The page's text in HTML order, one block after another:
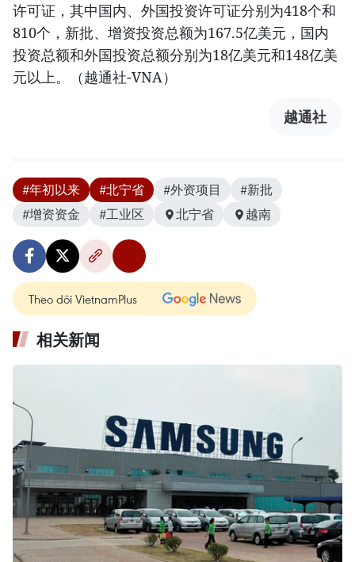
许可证，其中国内、外国投资许可证分别为418个和
810个，新批、增资投资总额为167.5亿美元，国内
投资总额和外国投资总额分别为18亿美元和148亿美
元以上。（越通社-VNA）
越通社
#年初以来 #北宁省 #外资项目
#新批
#增资资金
#工业区 北宁省 越南
Theo dõi VietnamPlus
相关新闻